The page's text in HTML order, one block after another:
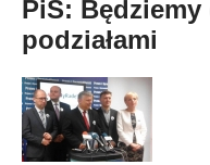
PiS: Będziemy
podziałami